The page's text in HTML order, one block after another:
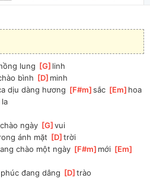
lung [G ]linh
bình [D ]minh
dịu dàng hương [F#m ]
sắc [Em ]hoa
]la
ngày [G ]
vui
ánh mặt [D ]trời
chào một ngày [F#m ]mới [Em
]phúc đang dâng [D ]trào